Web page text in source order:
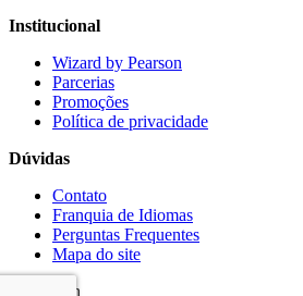
Institucional
Wizard by Pearson
Parcerias
Promoções
Política de privacidade
Dúvidas
Contato
Franquia de Idiomas
Perguntas Frequentes
Mapa do site